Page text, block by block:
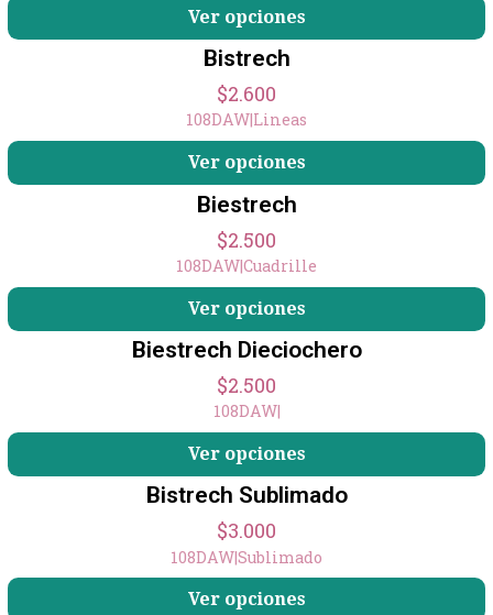
Ver opciones
Bistrech
$2.600
108DAW|Lineas
Ver opciones
Biestrech
$2.500
108DAW|Cuadrille
Ver opciones
Biestrech Dieciochero
$2.500
108DAW|
Ver opciones
Bistrech Sublimado
$3.000
108DAW|Sublimado
Ver opciones